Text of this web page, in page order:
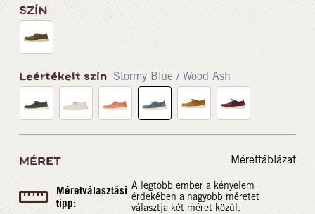
SZÍN
Leértékelt szín Stormy Blue / Wood Ash
MÉRET Mérettáblázat
Méretválasztási
tipp:
A legtöbb ember a kényelem
érdekében a nagyobb méretet
választja két méret közül.